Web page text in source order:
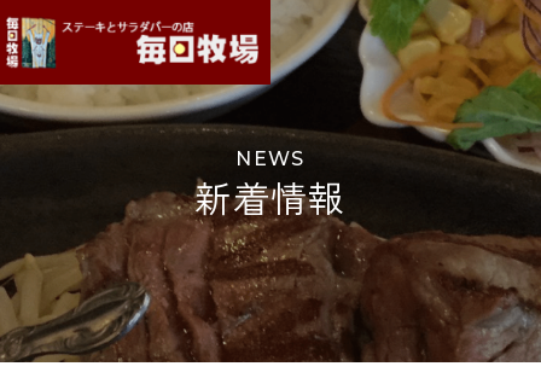
NEWS
新着情報